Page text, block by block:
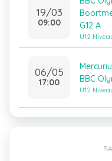
19/03
09:00
G12 A
U12
06/05
17:00
BBC
U12